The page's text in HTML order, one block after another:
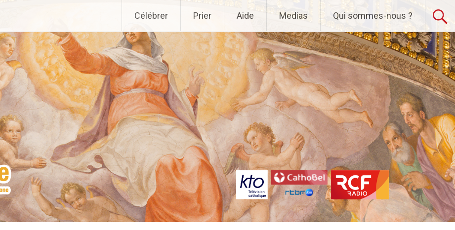
au
principal
Célébrer Prier Aide Medias Qui sommes-nous ?